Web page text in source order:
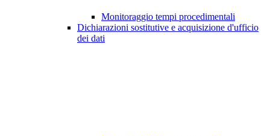
Monitoraggio tempi procedimentali
Dichiarazioni sostitutive e acquisizione d'ufficio
dei dati